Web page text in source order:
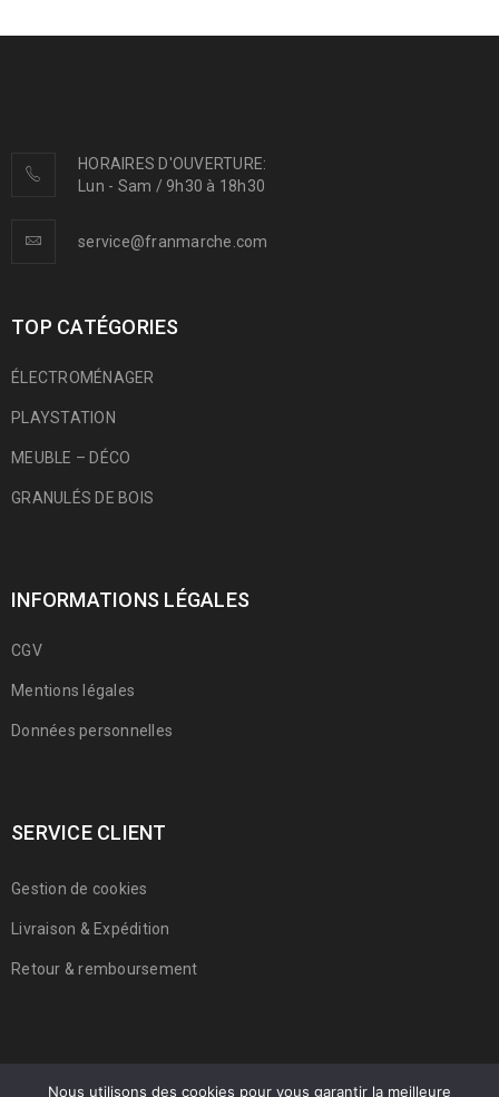
HORAIRES D'OUVERTURE:
Lun - Sam / 9h30 à 18h30
service@franmarche.com
TOP CATÉGORIES
ÉLECTROMÉNAGER
PLAYSTATION
MEUBLE – DÉCO
GRANULÉS DE BOIS
INFORMATIONS LÉGALES
CGV
Mentions légales
Données personnelles
SERVICE CLIENT
Gestion de cookies
Livraison & Expédition
Retour & remboursement
Nous utilisons des cookies pour vous garantir la meilleure